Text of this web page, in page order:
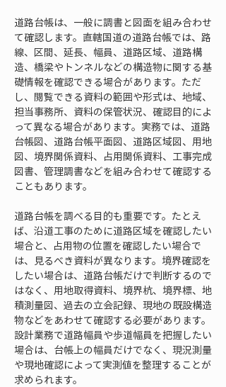
道路台帳は、一般に調書と図面を組み合わせ
て確認します。直轄国道の道路台帳では、路
線、区間、延長、幅員、道路区域、道路構
造、橋梁やトンネルなどの構造物に関する基
礎情報を確認できる場合があります。ただ
し、閲覧できる資料の範囲や形式は、地域、
担当事務所、資料の保管状況、確認目的によ
って異なる場合があります。実務では、道路
台帳図、道路台帳平面図、道路区域図、用地
図、境界関係資料、占用関係資料、工事完成
図書、管理調書などを組み合わせて確認する
こともあります。
道路台帳を調べる目的も重要です。たとえ
ば、沿道工事のために道路区域を確認したい
場合と、占用物の位置を確認したい場合で
は、見るべき資料が異なります。境界確認を
したい場合は、道路台帳だけで判断するので
はなく、用地取得資料、境界杭、境界標、地
積測量図、過去の立会記録、現地の既設構造
物などをあわせて確認する必要があります。
設計業務で道路幅員や歩道幅員を把握したい
場合は、台帳上の幅員だけでなく、現況測量
や現地確認によって実測値を整理することが
求められます。